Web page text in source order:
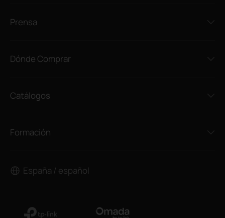
Prensa
Dónde Comprar
Catálogos
Formación
España / español